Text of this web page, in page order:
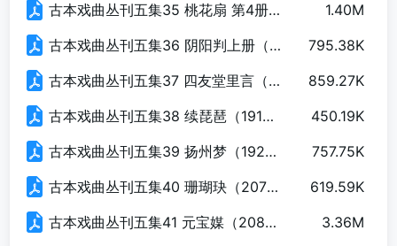
古本戏曲丛刊五集35 桃花扇 第4册（144页）.pdf
1.40M
古本戏曲丛刊五集36 阴阳判上册（157页）.pdf
795.38K
古本戏曲丛刊五集37 四友堂里言（115页）.pdf
859.27K
古本戏曲丛刊五集38 续琵琶（191页）.pdf
450.19K
古本戏曲丛刊五集39 扬州梦（192页）.pdf
757.75K
古本戏曲丛刊五集40 珊瑚玦（207页）.pdf
619.59K
古本戏曲丛刊五集41 元宝媒（208页）.pdf
3.36M